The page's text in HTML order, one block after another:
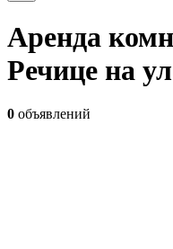
Аренда
Речице на
0 объявлений